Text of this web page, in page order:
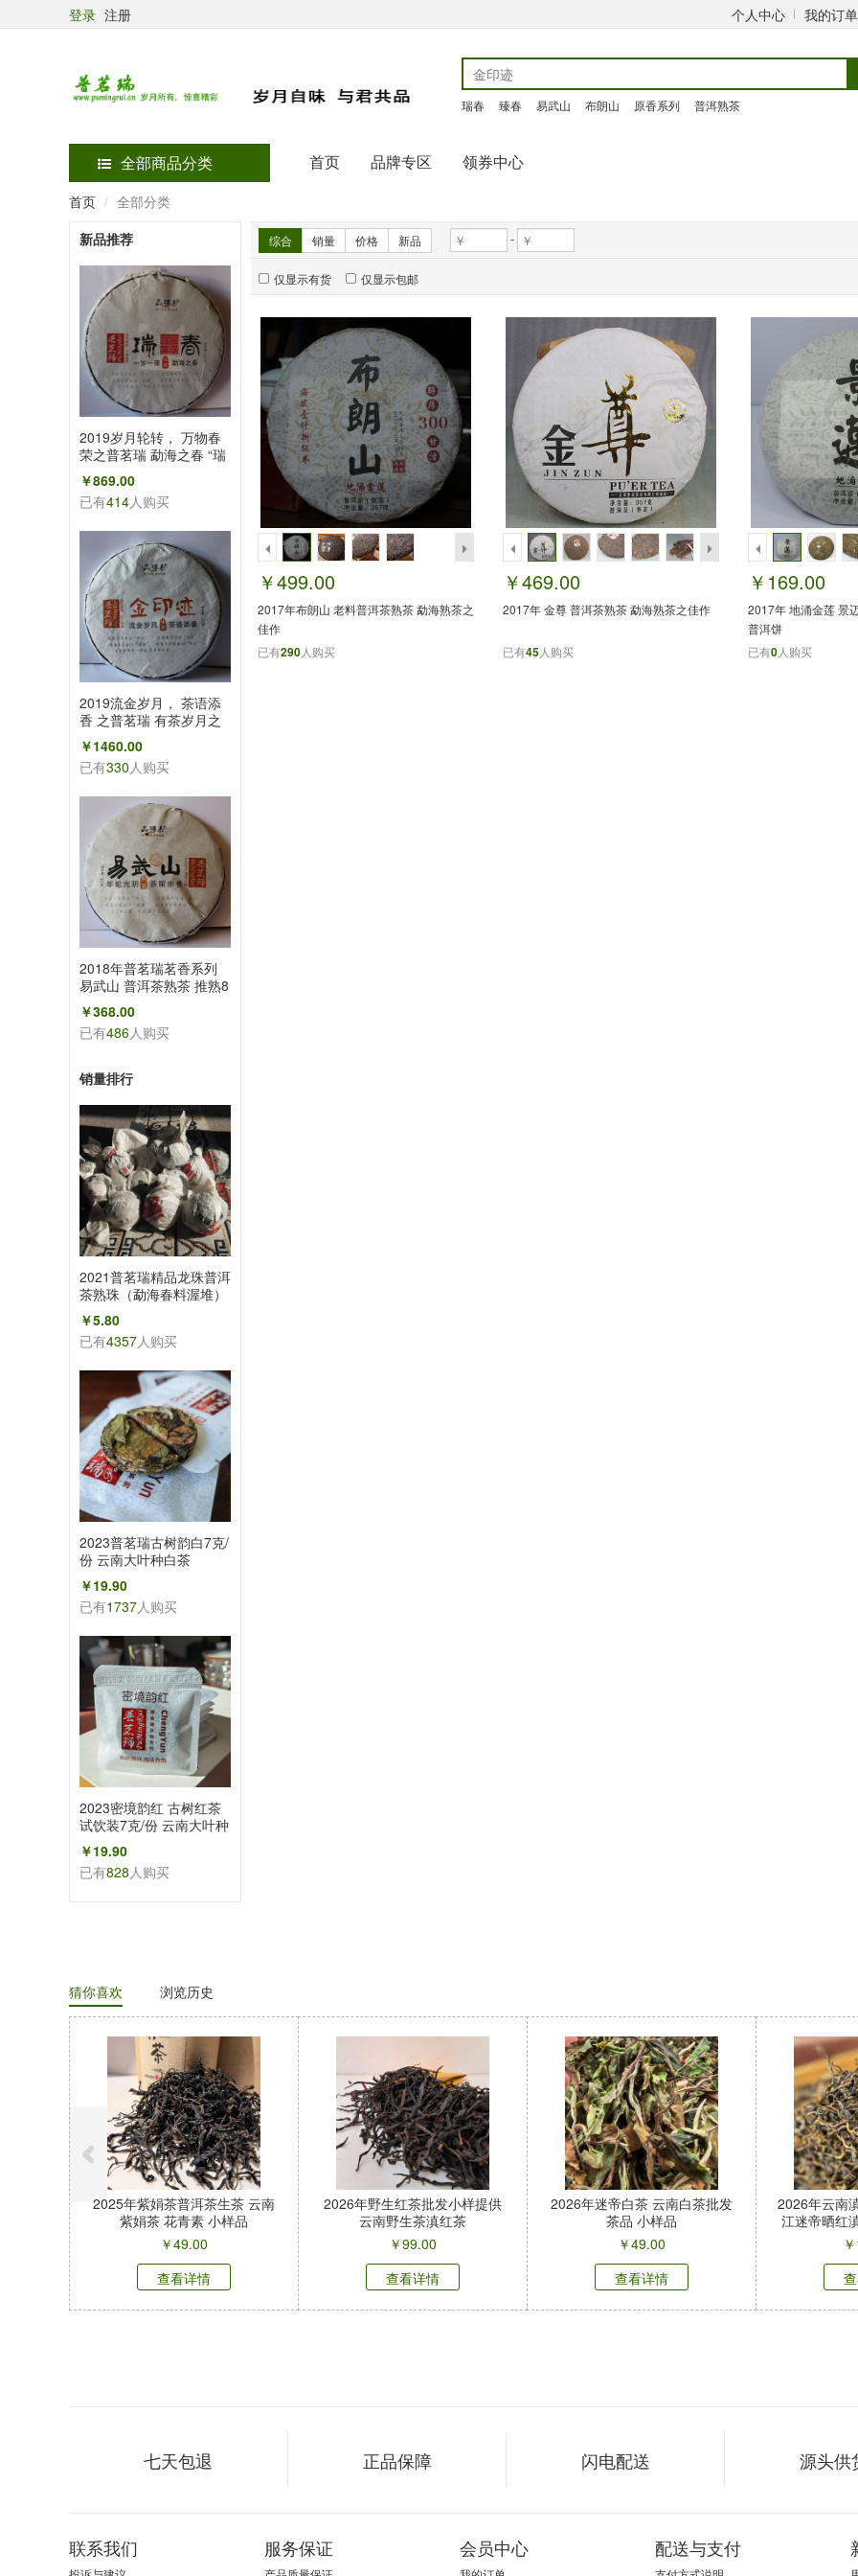
登录 注册 个人中心 我的订单
瑞春 臻春 易武山 布朗山 原香系列 普洱熟茶
全部商品分类 首页 品牌专区 领券中心
首页
全部分类
新品推荐
2019岁月轮转， 万物春
荣之普茗瑞 勐海之春 “瑞
春”普洱生饼
￥869.00
已有414人购买
2019流金岁月， 茶语添
香 之普茗瑞 有茶岁月之
金印迹 普洱茶青饼
￥1460.00
已有330人购买
2018年普茗瑞茗香系列
易武山 普洱茶熟茶 推熟8
折+拍7片在送一片
￥368.00
已有486人购买
销量排行
2021普茗瑞精品龙珠普洱
茶熟珠（勐海春料渥堆）
熟韵熟味普洱龙珠1颗
￥5.80
已有4357人购买
2023普茗瑞古树韵白7克/
份 云南大叶种白茶
￥19.90
已有1737人购买
2023密境韵红 古树红茶
试饮装7克/份 云南大叶种
晒红 花香蜜果香
￥19.90
已有828人购买
综合 销量 价格 新品 -
仅显示有货 仅显示包邮
￥499.00
2017年布朗山 老料普洱茶熟茶 勐海熟茶之
佳作
已有290人购买
￥469.00
2017年 金尊 普洱茶熟茶 勐海熟茶之佳作
已有45人购买
￥169.00
2017年 地涌金莲 景
普洱饼
已有0人购买
猜你喜欢 浏览历史
2025年紫娟茶普洱茶生茶 云南
紫娟茶 花青素 小样品
￥49.00
查看详情
2026年野生红茶批发小样提供
云南野生茶滇红茶
￥99.00
查看详情
2026年迷帝白茶 云南白茶批发
茶品 小样品
￥49.00
查看详情
2026年云南
江迷帝晒红
￥
七天包退 正品保障 闪电配送 源头供
联系我们 服务保证 会员中心 配送与支付